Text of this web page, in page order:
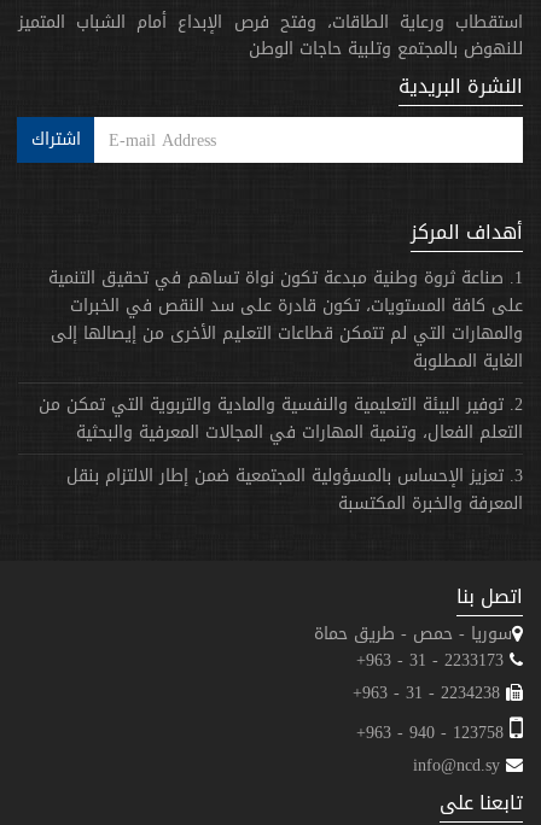
استقطاب ورعاية الطاقات، وفتح فرص الإبداع أمام الشباب المتميز
للنهوض بالمجتمع وتلبية حاجات الوطن
النشرة البريدية
اشتراك
أهداف المركز
1. صناعة ثروة وطنية مبدعة تكون نواة تساهم في تحقيق التنمية
على كافة المستويات، تكون قادرة على سد النقص في الخبرات
والمهارات التي لم تتمكن قطاعات التعليم الأخرى من إيصالها إلى
الغاية المطلوبة
2. توفير البيئة التعليمية والنفسية والمادية والتربوية التي تمكن من
التعلم الفعال، وتنمية المهارات في المجالات المعرفية والبحثية
3. تعزيز الإحساس بالمسؤولية المجتمعية ضمن إطار الالتزام بنقل
المعرفة والخبرة المكتسبة
اتصل بنا
سوريا - حمص - طريق حماة
info@ncd.sy
تابعنا على